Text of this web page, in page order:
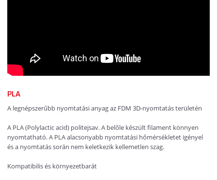
PLA
A legnépszerűbb nyomtatási anyag az FDM 3D-nyomtatás területén
A PLA (Polylactic acid) politejsav. A belőle készült filament könnyen
nyomtatható. A PLA alacsonyabb nyomtatási hőmérsékletet igényel
és a nyomtatás során nem keletkezik kellemetlen szag.
Kompatibilis és környezetbarát